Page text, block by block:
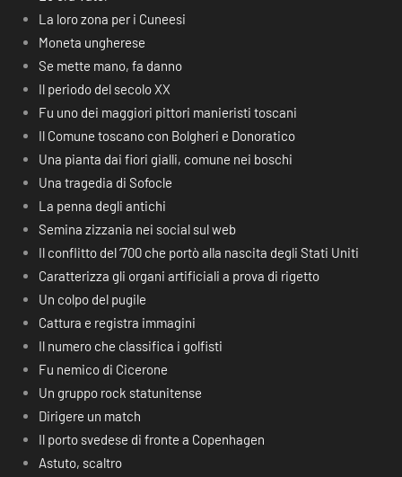
La loro zona per i Cuneesi
Moneta ungherese
Se mette mano, fa danno
Il periodo del secolo XX
Fu uno dei maggiori pittori manieristi toscani
Il Comune toscano con Bolgheri e Donoratico
Una pianta dai fiori gialli, comune nei boschi
Una tragedia di Sofocle
La penna degli antichi
Semina zizzania nei social sul web
Il conflitto del ‘700 che portò alla nascita degli Stati Uniti
Caratterizza gli organi artificiali a prova di rigetto
Un colpo del pugile
Cattura e registra immagini
Il numero che classifica i golfisti
Fu nemico di Cicerone
Un gruppo rock statunitense
Dirigere un match
Il porto svedese di fronte a Copenhagen
Astuto, scaltro